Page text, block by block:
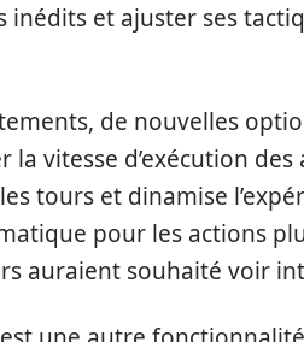
et ajuster ses
de nouvelles
vitesse d’exécution des
tours et dinamise
pour les actions
auraient souhaité voir